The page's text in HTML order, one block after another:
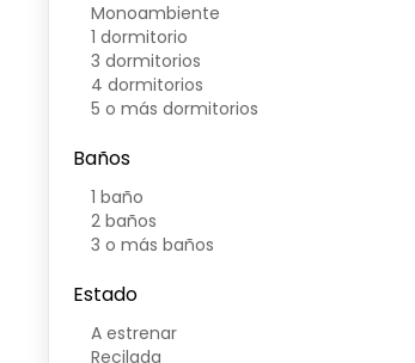
Monoambiente
1 dormitorio
3 dormitorios
4 dormitorios
5 o más dormitorios
Baños
1 baño
2 baños
3 o más baños
Estado
A estrenar
Recilada